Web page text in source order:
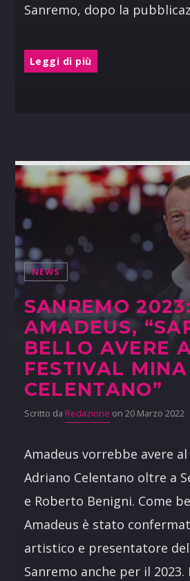
Sanremo, dopo la
Leggi di più
NEWS
SANREMO
AMADEUS,
BELLO AVERE
FESTIVAL MINA
CELENTANO”
Scritto da Redazione on 20 Marzo 2022
Amadeus vorrebbe avere
Adriano Celentano oltre a
e Roberto Benigni. Come
Amadeus è stato
artistico e presentatore
Sanremo anche per il